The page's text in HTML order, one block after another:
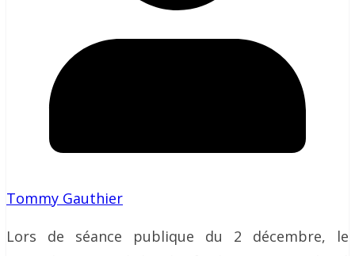
Tommy Gauthier
Lors de séance publique du 2 décembre, le